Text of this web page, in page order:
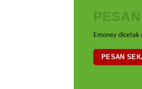
Emoney
PESAN